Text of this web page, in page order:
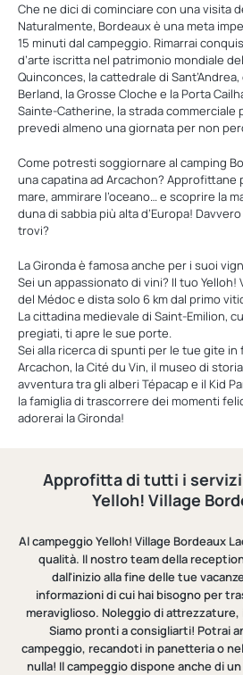
Che ne dici di cominciare con una visita
Naturalmente, Bordeaux è una meta
15 minuti dal campeggio. Rimarrai
d’arte iscritta nel patrimonio mondiale
Quinconces, la cattedrale di
Berland, la Grosse Cloche e la Porta
Sainte-Catherine, la strada commerciale
prevedi almeno una giornata per non
Come potresti soggiornare al camping
una capatina ad Arcachon? Approfittane
mare, ammirare l’oceano… e scoprire la
duna di sabbia più alta d’Europa!
trovi?
La Gironda è famosa anche per i suoi
Sei un appassionato di vini? Il tuo Yelloh!
del Médoc e dista solo 6 km dal primo
La cittadina medievale di Saint-Emilion,
pregiati, ti apre le sue porte.
Sei alla ricerca di spunti per le tue gite in
Arcachon, la Cité du Vin, il museo di
avventura tra gli alberi Tépacap e il Kid
la famiglia di trascorrere dei momenti
adorerai la Gironda!
Approfitta di tutti i
Yelloh! Village
Al campeggio Yelloh! Village Bordeaux
qualità. Il nostro team della
dall'inizio alla fine delle tue
informazioni di cui hai bisogno per
meraviglioso. Noleggio di
Siamo pronti a consigliarti! Potrai
campeggio, recandoti in panetteria o
nulla! Il campeggio dispone anche di